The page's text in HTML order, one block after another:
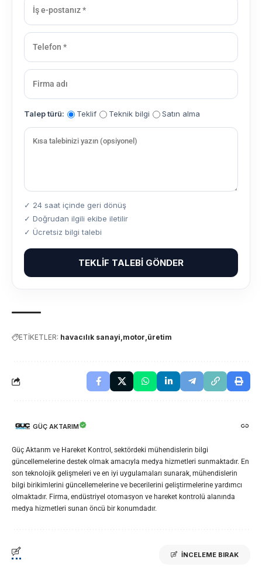
Talep türü: Teklif Teknik bilgi Satın alma
✓ 24 saat içinde geri dönüş
✓ Doğrudan ilgili ekibe iletilir
✓ Ücretsiz bilgi talebi
TEKLIF TALEBI GÖNDER
ETİKETLER: havacılık sanayi motor üretim
GÜÇ AKTARIM
Güç Aktarım ve Hareket Kontrol, sektördeki mühendislerin bilgi
güncellemelerine destek olmak amacıyla medya hizmetleri sunmaktadır. En
son teknolojik gelişmeleri ve en iyi uygulamaları sunarak, mühendislerin
bilgi birikimlerini güncellemelerine ve becerilerini geliştirmelerine yardımcı
olmaktadır. Firma, endüstriyel otomasyon ve hareket kontrolü alanında
medya hizmetleri sunan öncü bir konumdadır.
İNCELEME BIRAK